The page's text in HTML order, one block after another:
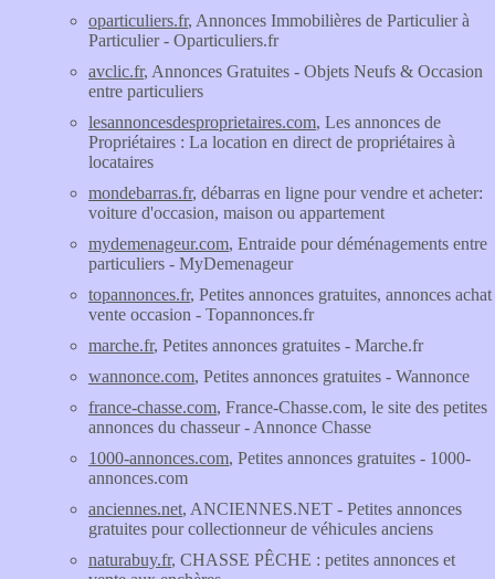
oparticuliers.fr, Annonces Immobilières de Particulier à
Particulier - Oparticuliers.fr
avclic.fr, Annonces Gratuites - Objets Neufs & Occasion
entre particuliers
lesannoncesdesproprietaires.com, Les annonces de
Propriétaires : La location en direct de propriétaires à
locataires
mondebarras.fr, débarras en ligne pour vendre et acheter:
voiture d'occasion, maison ou appartement
mydemenageur.com, Entraide pour déménagements entre
particuliers - MyDemenageur
topannonces.fr, Petites annonces gratuites, annonces achat
vente occasion - Topannonces.fr
marche.fr, Petites annonces gratuites - Marche.fr
wannonce.com, Petites annonces gratuites - Wannonce
france-chasse.com, France-Chasse.com, le site des petites
annonces du chasseur - Annonce Chasse
1000-annonces.com, Petites annonces gratuites - 1000-
annonces.com
anciennes.net, ANCIENNES.NET - Petites annonces
gratuites pour collectionneur de véhicules anciens
naturabuy.fr, CHASSE PÊCHE : petites annonces et